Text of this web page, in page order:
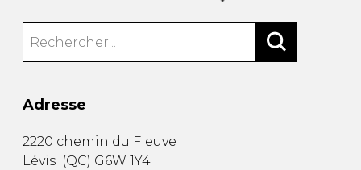
Adresse
2220 chemin du Fleuve
Lévis (QC) G6W 1Y4